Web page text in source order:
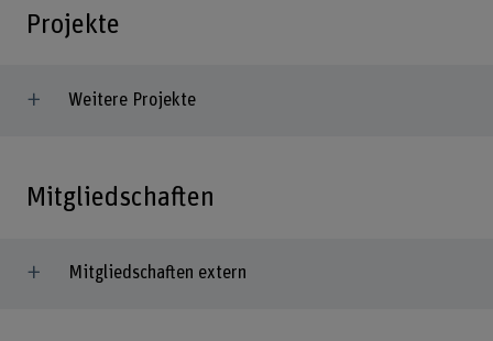
Projekte
Weitere Projekte
Mitgliedschaften
Mitgliedschaften extern